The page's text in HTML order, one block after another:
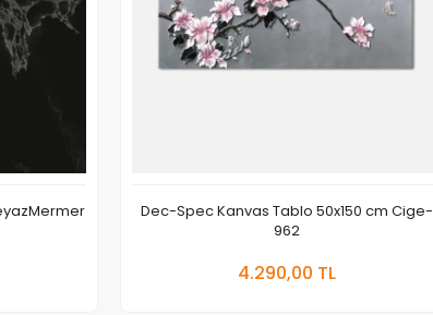
Dec-Spec Kanvas Tablo 50x150 cm Cige-
962
4.290,00 TL